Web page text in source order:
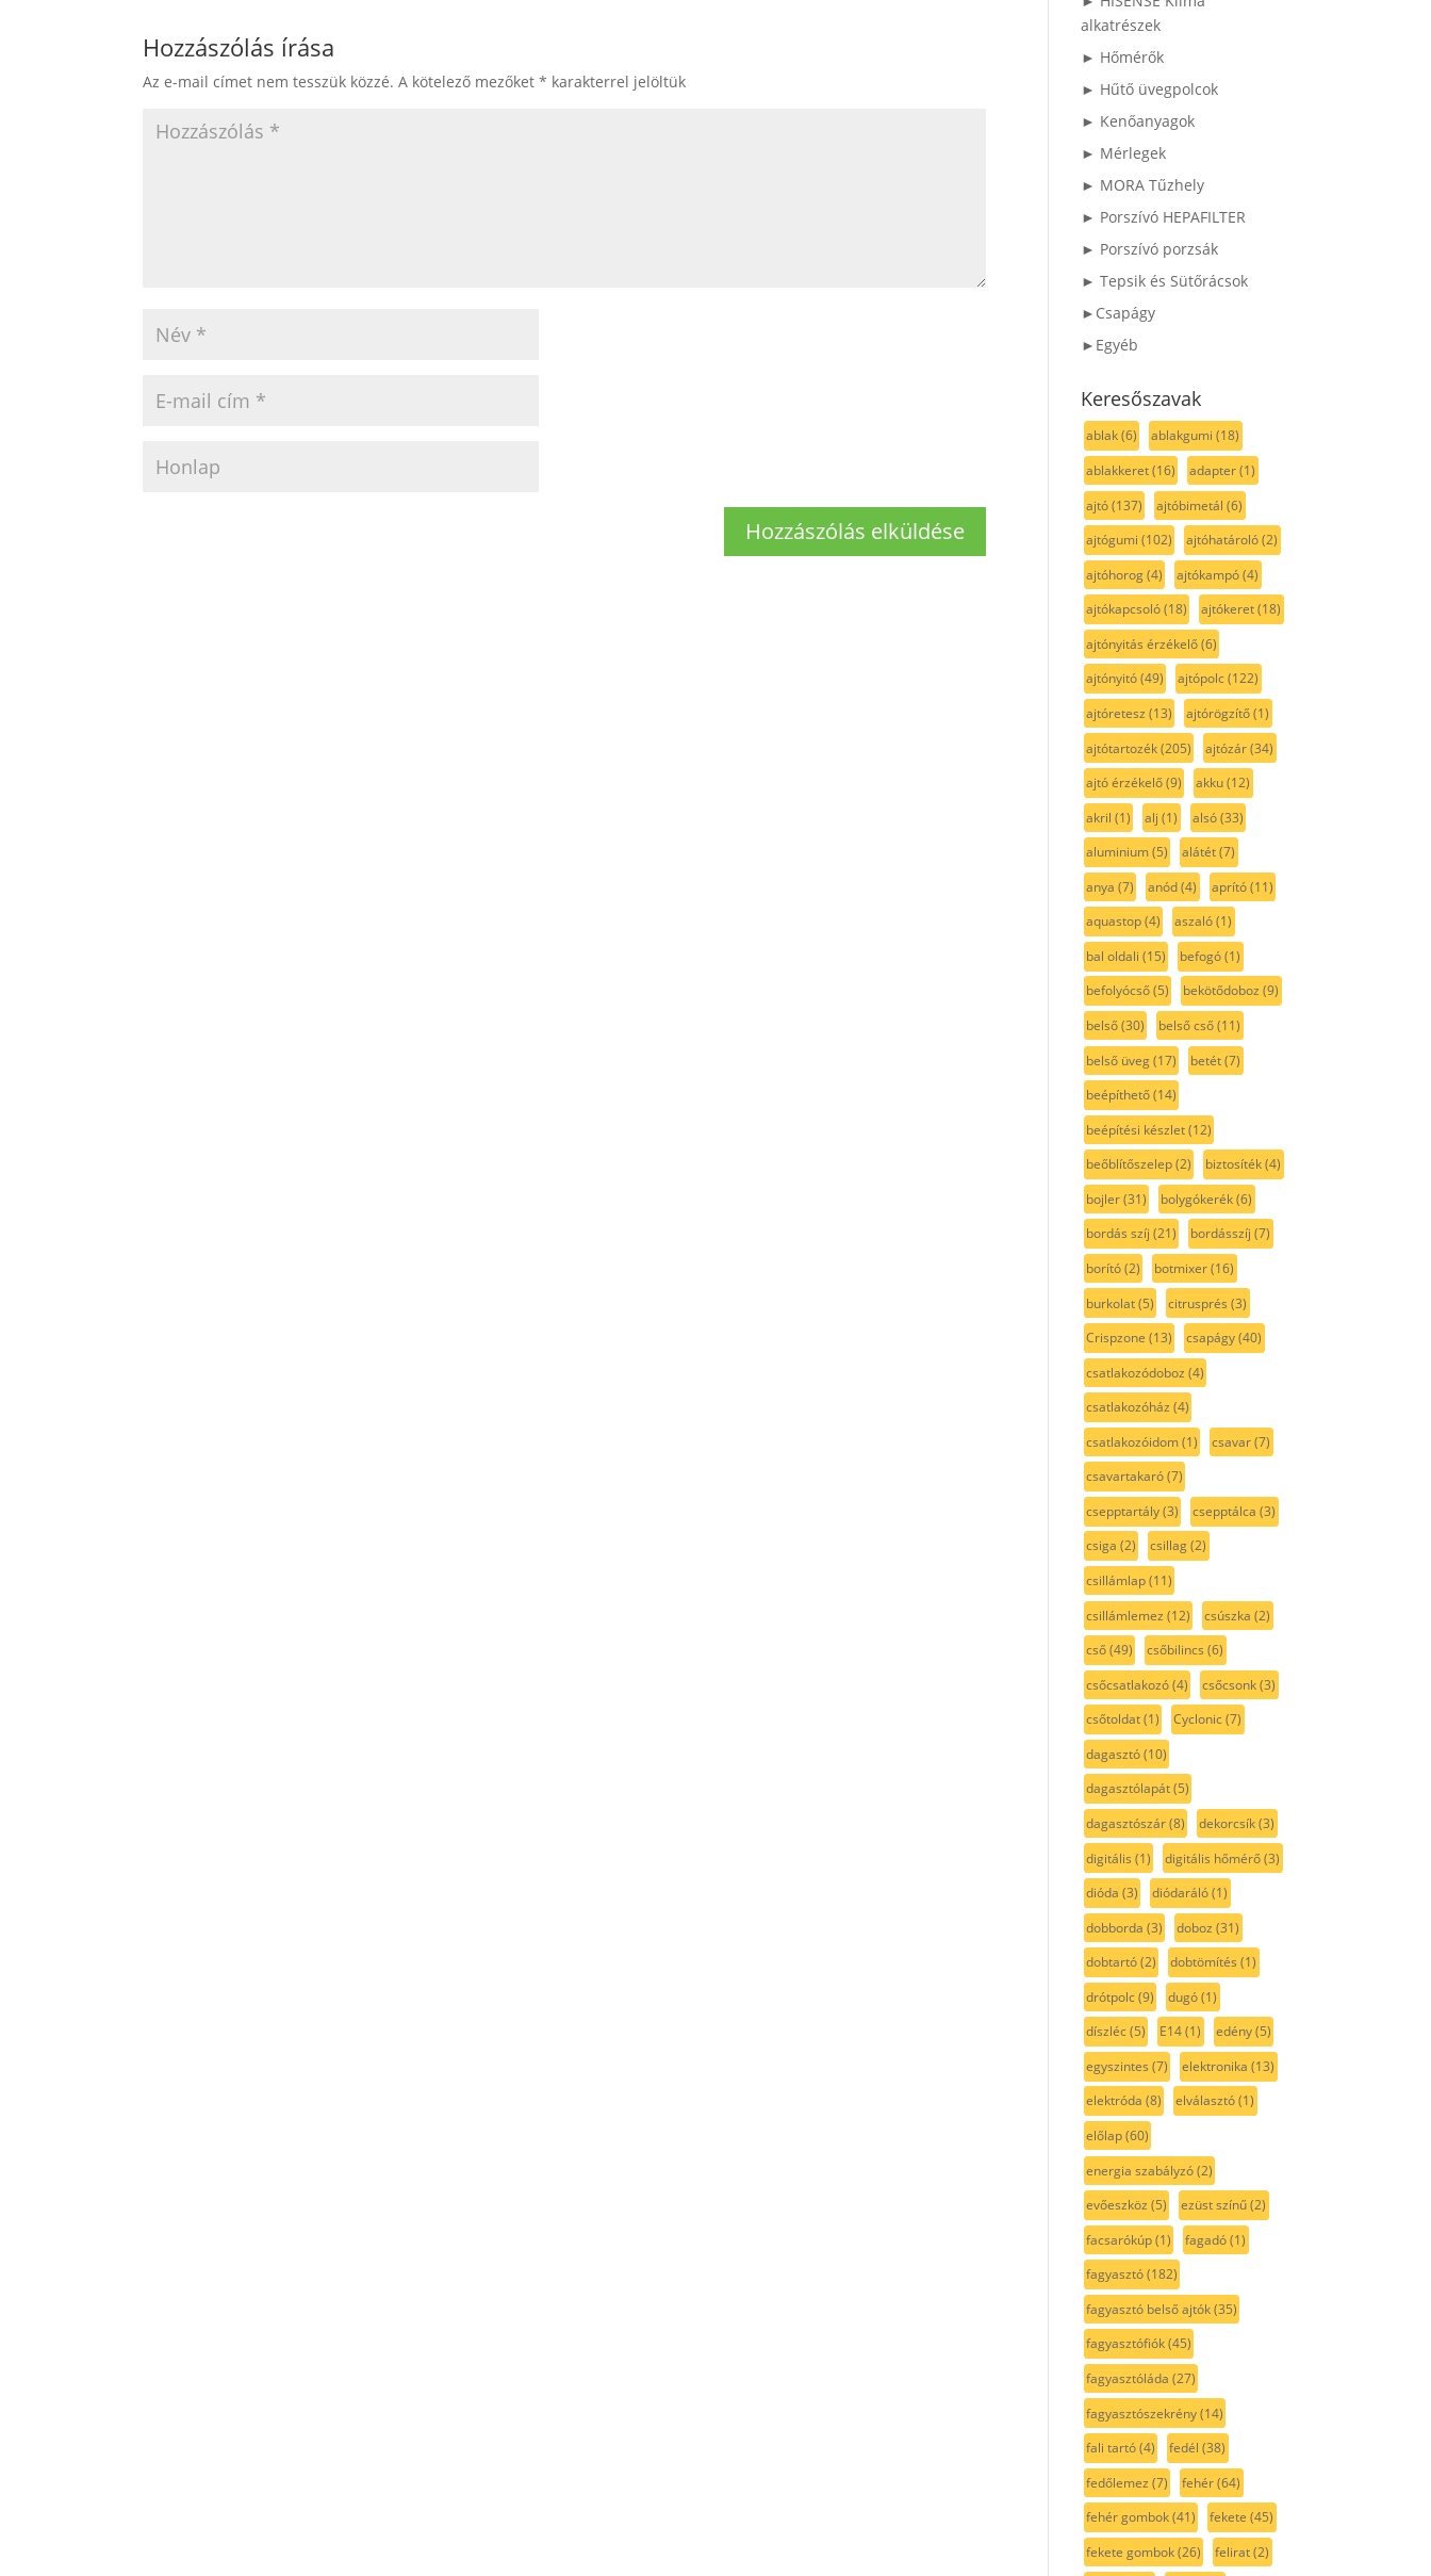
Hozzászólás írása
Az e-mail címet nem tesszük közzé. A kötelező mezőket* karakterrel jelöltük
alkatrészek
► Hőmérők
► Hűtő üvegpolcok
► Kenőanyagok
► Mérlegek
► MORA Tűzhely
► Porszívó HEPAFILTER
► Porszívó porzsák
► Tepsik és Sütőrácsok
►Csapágy
►Egyéb
Keresőszavak
ablak(6) ablakgumi (18)
ablakkeret(16) adapter(1)
ajtó(137) ajtóbimetál (6)
ajtógumi (102) ajtóhatároló(2)
ajtóhorog(4) ajtókampó(4)
ajtókapcsoló(18) ajtókeret(18)
ajtónyitás érzékelő(6)
ajtónyitó(49) ajtópolc(122)
ajtóretesz (13) ajtórögzítő(1)
ajtótartozék(205) ajtózár(34)
ajtó érzékelő(9) akku(12)
akril (1) alj (1) alsó(33)
aluminium(5) alátét(7)
anya (7) anód(4) aprító(11)
aquastop(4) aszaló(1)
bal oldali (15) befogó(1)
befolyócső(5) bekötődoboz (9)
belső(30) belső cső(11)
belső üveg(17) betét(7)
beépíthető(14)
beépítési készlet(12)
beőblítőszelep(2) biztosíték(4)
bojler(31) bolygókerék(6)
bordás szíj (21) bordásszíj (7)
borító(2) botmixer(16)
burkolat(5) citrusprés (3)
Crispzone (13) csapágy(40)
csatlakozódoboz (4)
csatlakozóház (4)
csatlakozóidom(1) csavar(7)
csavartakaró(7)
csepptartály(3) csepptálca (3)
csiga (2) csillag(2)
csillámlap(11)
csillámlemez (12) csúszka (2)
cső(49) csőbilincs (6)
csőcsatlakozó(4) csőcsonk(3)
csőtoldat(1) Cyclonic(7)
dagasztó(10)
dagasztólapát(5)
dagasztószár(8) dekorcsík(3)
digitális (1) digitális hőmérő(3)
dióda (3) diódaráló(1)
dobborda (3) doboz (31)
dobtartó(2) dobtömítés (1)
drótpolc(9) dugó(1)
díszléc(5) E14(1) edény(5)
egyszintes (7) elektronika (13)
elektróda (8) elválasztó(1)
előlap(60)
energia szabályzó(2)
evőeszköz (5) ezüst színű(2)
facsarókúp(1) fagadó(1)
fagyasztó(182)
fagyasztó belső ajtók(35)
fagyasztófiók(45)
fagyasztóláda (27)
fagyasztószekrény(14)
fali tartó(4) fedél (38)
fedőlemez (7) fehér(64)
fehér gombok(41) fekete (45)
fekete gombok(26) felirat(2)